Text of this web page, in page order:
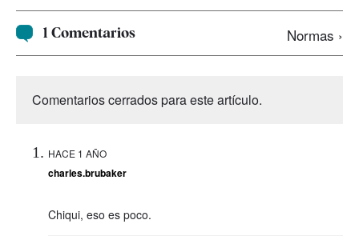
1 Comentarios Normas ›
Comentarios cerrados para este artículo.
HACE 1 AÑO
charles.brubaker
Chiqui, eso es poco.